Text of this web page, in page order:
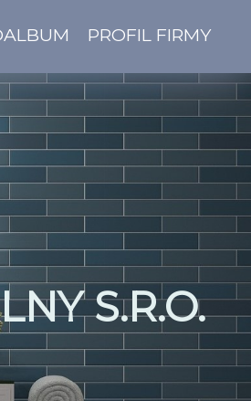
PROFIL FIRMY
S.R.O.